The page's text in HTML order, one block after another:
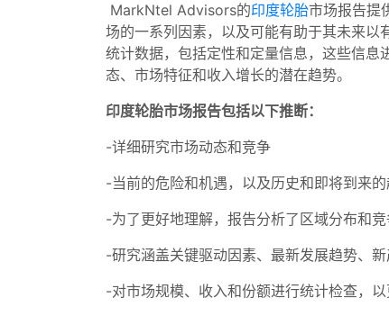
MarkNtel Advisors的印度轮胎市场报告提
场的一系列因素，以及可能有助于其未来
统计数据，包括定性和定量信息，这些信
态、市场特征和收入增长的潜在趋势。
印度轮胎市场报告包括以下推断：
-详细研究市场动态和竞争
-当前的危险和机遇，以及历史和即将到来
-为了更好地理解，报告分析了区域分布和竞
-研究涵盖关键驱动因素、最新发展趋势、
-对市场规模、收入和份额进行统计检查，以